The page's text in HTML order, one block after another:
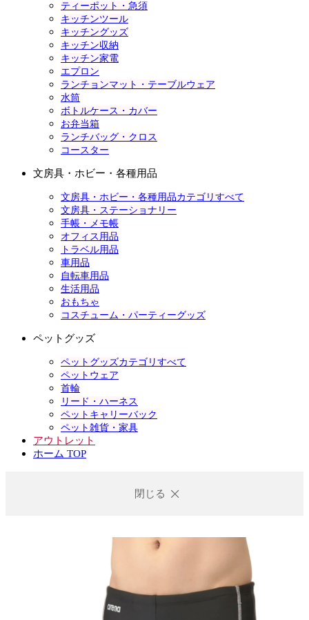
ティーポット・急須
キッチンツール
キッチングッズ
キッチン収納
キッチン家電
エプロン
ランチョンマット・テーブルウェア
水筒
ボトルケース・カバー
お弁当箱
ランチバッグ・クロス
コースター
文房具・ホビー・各種用品
文房具・ホビー・各種用品カテゴリすべて
文房具・ステーショナリー
手帳・メモ帳
オフィス用品
トラベル用品
車用品
自転車用品
生活用品
おもちゃ
コスチューム・パーティーグッズ
ペットグッズ
ペットグッズカテゴリすべて
ペットウェア
首輪
リード・ハーネス
ペットキャリーバック
ペット雑貨・家具
アウトレット
ホーム TOP
閉じる